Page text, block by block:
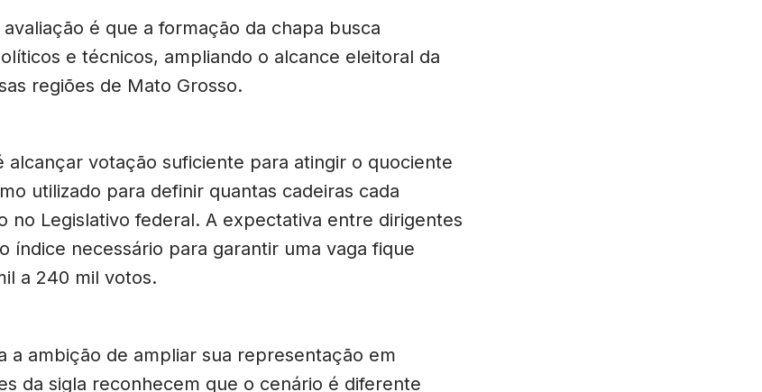
é que a formação da chapa busca
e técnicos, ampliando o alcance eleitoral da
regiões de Mato Grosso.
alcançar votação suficiente para atingir o quociente
utilizado para definir quantas cadeiras cada
no Legislativo federal. A expectativa entre dirigentes
índice necessário para garantir uma vaga fique
a 240 mil votos.
a ambição de ampliar sua representação em
da sigla reconhecem que o cenário é diferente